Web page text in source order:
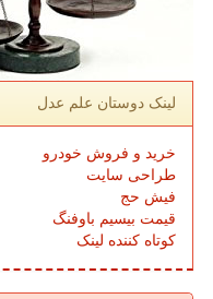
لینک دوستان علم عدل
خرید و فروش خودرو
طراحی سایت
فیش حج
قیمت بیسیم باوفنگ
کوتاه کننده لینک